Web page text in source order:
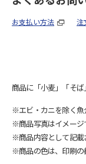
お支払い方法 注
商品に「小麦」「そ
※エビ・カニを除く魚
※商品写真はイメージ
※商品内容として記載
※商品の色は、印刷の